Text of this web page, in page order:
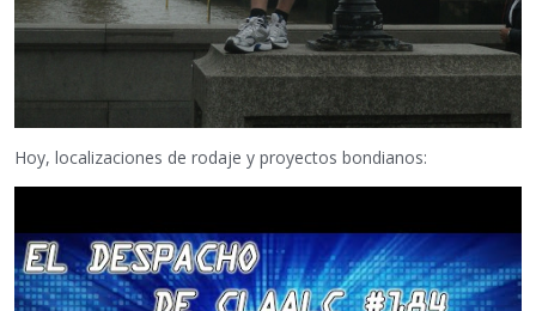
Hoy, localizaciones de rodaje y proyectos bondianos: